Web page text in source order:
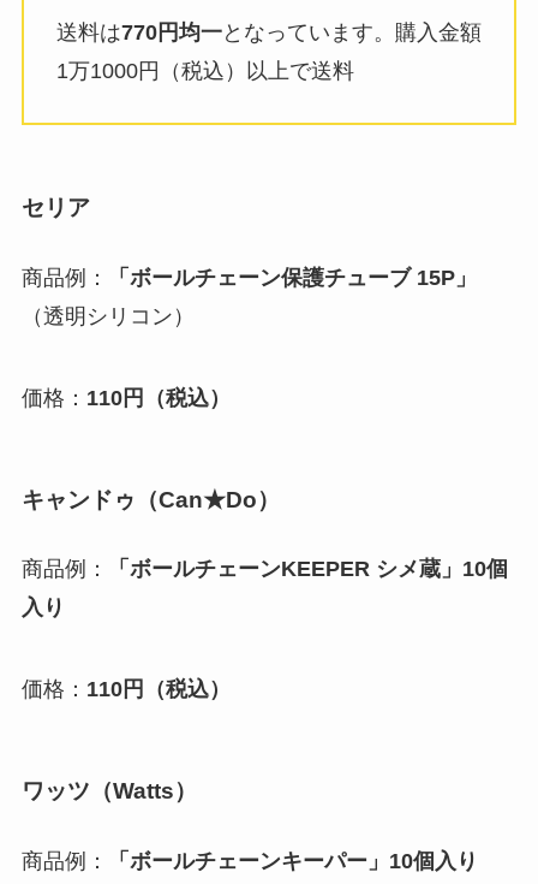
送料は770円均一となっています。購入金額
1万1000円（税込）以上で送料
セリア
商品例：
「ボールチェーン保護チューブ 15P」
（透明シリコン）
価格： 110円（税込）
キャンドゥ（Can★Do）
商品例：
「ボールチェーンKEEPER シメ蔵」10個
入り
価格： 110円（税込）
ワッツ（Watts）
商品例： 「ボールチェーンキーパー」10個入り